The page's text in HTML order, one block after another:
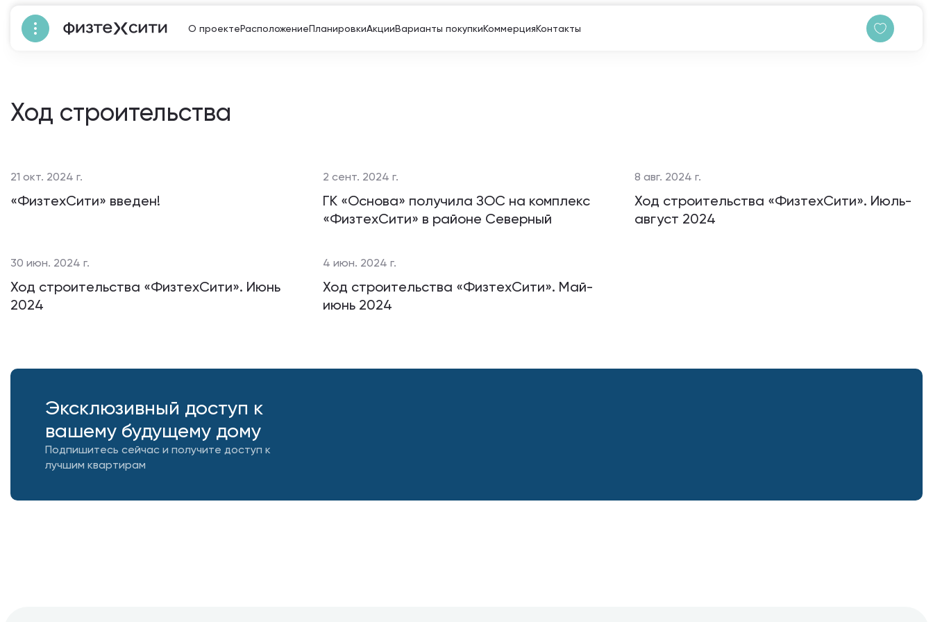
О проектеРасположениеПланировкиАкцииВарианты покупкиКоммерцияКонтакты
Ход строительства
21 окт. 2024 г.
«ФизтехСити» введен!
2 сент. 2024 г.
ГК «Основа» получила ЗОС на комплекс
«ФизтехСити» в районе Северный
8 авг. 2024 г.
Ход строительства «ФизтехСити». Июль-
август 2024
30 июн. 2024 г.
Ход строительства «ФизтехСити». Июнь
2024
4 июн. 2024 г.
Ход строительства «ФизтехСити». Май-
июнь 2024
Эксклюзивный доступ к
вашему будущему дому
Подпишитесь сейчас и получите доступ к
лучшим квартирам